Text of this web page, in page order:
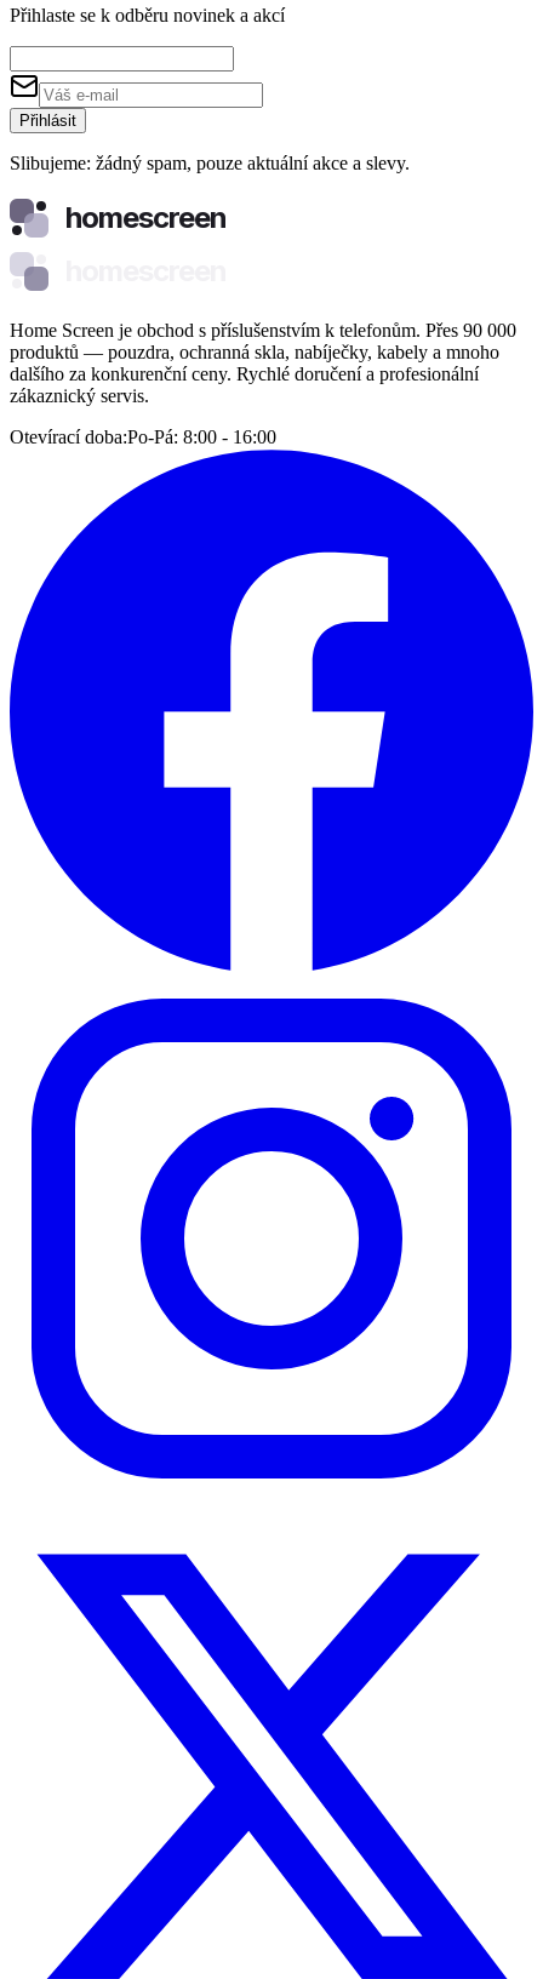
Přihlaste se k odběru novinek a akcí
Přihlásit
Slibujeme: žádný spam, pouze aktuální akce a slevy.
homescreen
Home Screen je obchod s příslušenstvím k telefonům. Přes 90 000
produktů — pouzdra, ochranná skla, nabíječky, kabely a mnoho
dalšího za konkurenční ceny. Rychlé doručení a profesionální
zákaznický servis.
Otevírací doba:Po-Pá: 8:00 - 16:00